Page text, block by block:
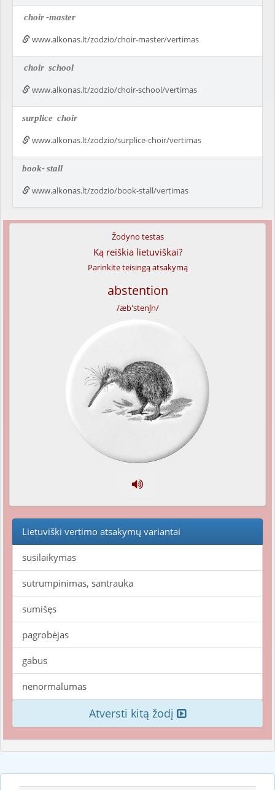
choir-master
www.alkonas.lt/zodzio/choir-master/vertimas
choir school
www.alkonas.lt/zodzio/choir-school/vertimas
surplice choir
www.alkonas.lt/zodzio/surplice-choir/vertimas
book-stall
www.alkonas.lt/zodzio/book-stall/vertimas
Žodyno testas
Ką reiškia lietuviškai?
Parinkite teisingą atsakymą
abstention
/æb'stenʃn/
Lietuviški vertimo atsakymų variantai
susilaikymas
sutrumpinimas, santrauka
sumišęs
pagrobėjas
gabus
nenormalumas
Atversti kitą žodį